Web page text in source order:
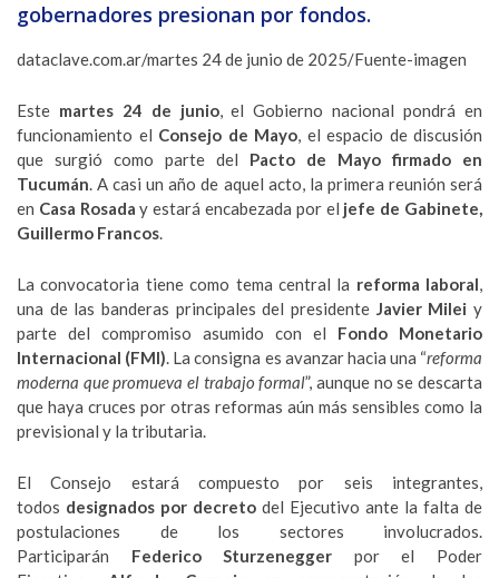
gobernadores presionan por fondos.
dataclave.com.ar/martes 24 de junio de 2025/Fuente-imagen
Este martes 24 de junio, el Gobierno nacional pondrá en
funcionamiento el Consejo de Mayo, el espacio de discusión
que surgió como parte del Pacto de Mayo firmado en
Tucumán. A casi un año de aquel acto, la primera reunión será
en Casa Rosada y estará encabezada por el jefe de Gabinete,
Guillermo Francos.
La convocatoria tiene como tema central la reforma laboral,
una de las banderas principales del presidente Javier Milei y
parte del compromiso asumido con el Fondo Monetario
Internacional (FMI). La consigna es avanzar hacia una “reforma
moderna que promueva el trabajo formal”, aunque no se descarta
que haya cruces por otras reformas aún más sensibles como la
previsional y la tributaria.
El Consejo estará compuesto por seis integrantes,
todos designados por decreto del Ejecutivo ante la falta de
postulaciones de los sectores involucrados.
Participarán Federico Sturzenegger por el Poder